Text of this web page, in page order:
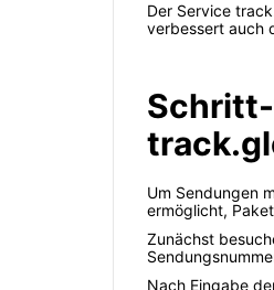
Der Service
verbessert auch
Um Sendungen
ermöglicht,
Zunächst
Nach Eingabe